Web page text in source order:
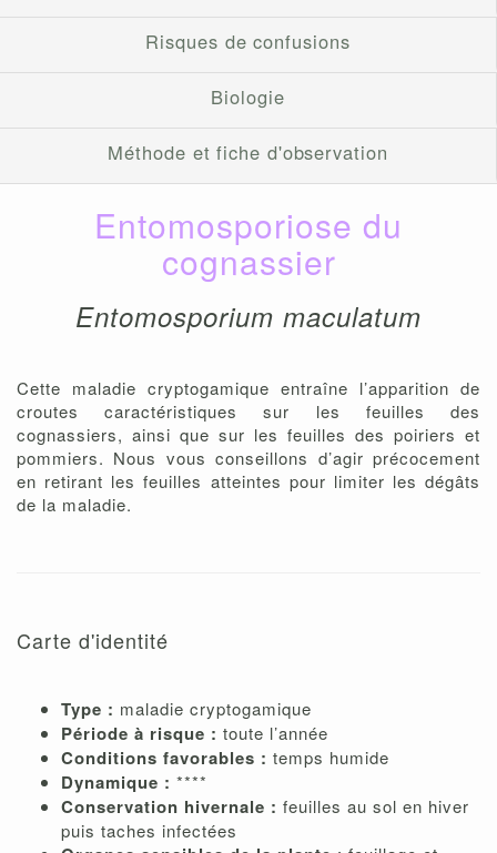
Risques de confusions
Biologie
Méthode et fiche d'observation
Entomosporiose du
cognassier
Entomosporium maculatum
Cette maladie cryptogamique entraîne l’apparition de
croutes caractéristiques sur les feuilles des
cognassiers, ainsi que sur les feuilles des poiriers et
pommiers. Nous vous conseillons d’agir précocement
en retirant les feuilles atteintes pour limiter les dégâts
de la maladie.
Carte d'identité
Type : maladie cryptogamique
Période à risque : toute l’année
Conditions favorables : temps humide
Dynamique : ****
Conservation hivernale : feuilles au sol en hiver
puis taches infectées